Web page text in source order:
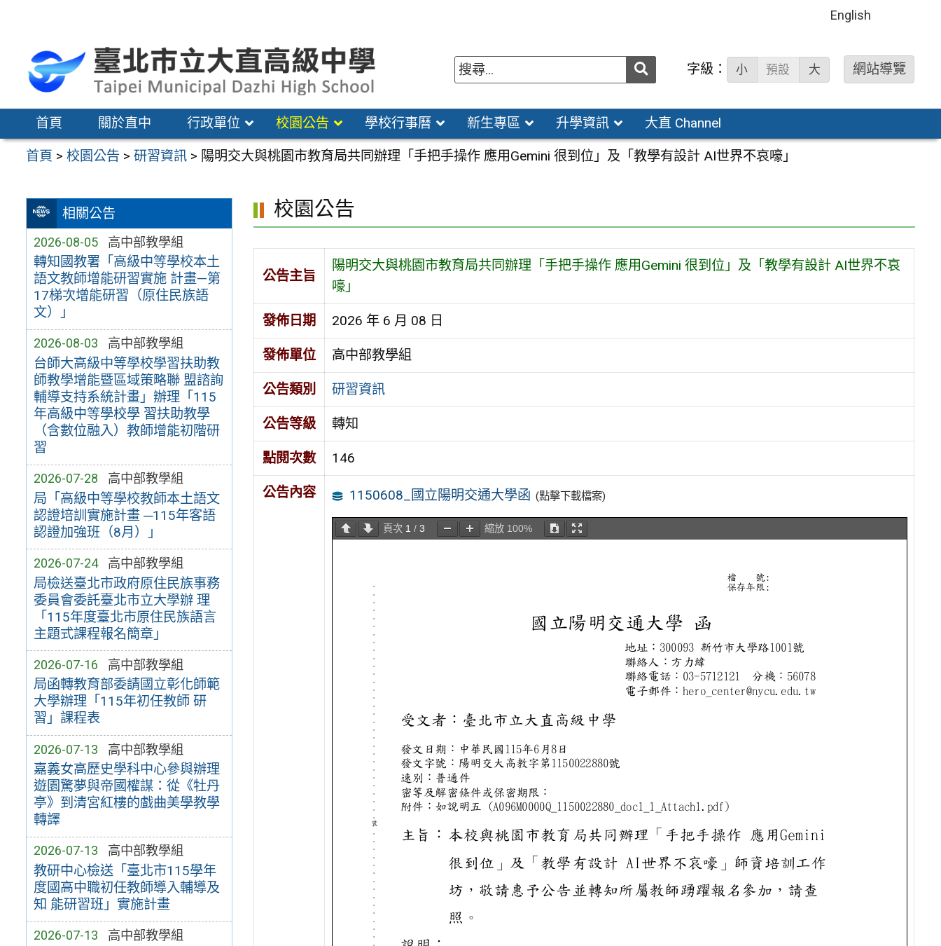
區
English
送出 字級： 小 預設 大 網站導覽
首頁 關於直中 行政單位 校園公告 學校行事曆 新生專區 升學資訊 大直 Channel
首頁 >校園公告 >研習資訊 > 陽明交大與桃園市教育局共同辦理「手把手操作 應用Gemini 很到位」及「教學有設計 AI世界不哀嚎」
相關公告
2026-08-05 高中部教學組
轉知國教署「高級中等學校本土
語文教師增能研習實施 計畫—第
17梯次增能研習（原住民族語
文）」
2026-08-03 高中部教學組
台師大高級中等學校學習扶助教
師教學增能暨區域策略聯 盟諮詢
輔導支持系統計畫」辦理「115
年高級中等學校學 習扶助教學
（含數位融入）教師增能初階研
習
2026-07-28 高中部教學組
局「高級中等學校教師本土語文
認證培訓實施計畫 ─115年客語
認證加強班（8月）」
2026-07-24 高中部教學組
局檢送臺北市政府原住民族事務
委員會委託臺北市立大學辦 理
「115年度臺北市原住民族語言
主題式課程報名簡章」
2026-07-16 高中部教學組
局函轉教育部委請國立彰化師範
大學辦理「115年初任教師 研
習」課程表
2026-07-13 高中部教學組
嘉義女高歷史學科中心參與辦理
遊園驚夢與帝國權謀：從《牡丹
亭》到清宮紅樓的戲曲美學教學
轉譯
2026-07-13 高中部教學組
教研中心檢送「臺北市115學年
度國高中職初任教師導入輔導及
知 能研習班」實施計畫
2026-07-13 高中部教學組
校園公告
公告主旨
陽明交大與桃園市教育局共同辦理「手把手操作 應用Gemini 很到位」及「教學有設計 AI世界不哀
嚎」
發佈日期 2026 年 6 月 08 日
發佈單位 高中部教學組
公告類別 研習資訊
公告等級 轉知
點閱次數 146
公告內容 1150608_國立陽明交通大學函 (點擊下載檔案)
頁次 1 / 3 縮放 100%